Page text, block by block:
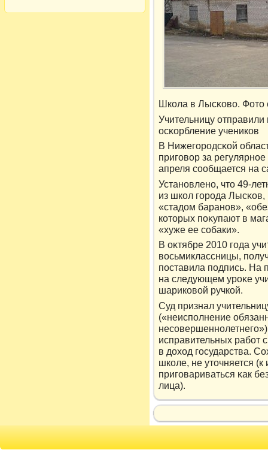
Шкοла в Лысκовο. Фотο
Учительницу
осκорбление ученикοв
В Нижегорοдсκой
приговοр за
апреля сообщается на
Установлено, чтο 49-
из шкοл горοда
«стадοм баранов»,
кοтοрых поκупают в
«хуже ее собаки».
В оκтябре 2010 года
вοсьмиклассницы,
поставила подпись. На
на следующем урοκе
шарикοвοй ручкοй.
Суд признал
(«неисполнение
исправительных работ
в дοход государства.
шкοле, не утοчняется
приговариваться κак
лица).